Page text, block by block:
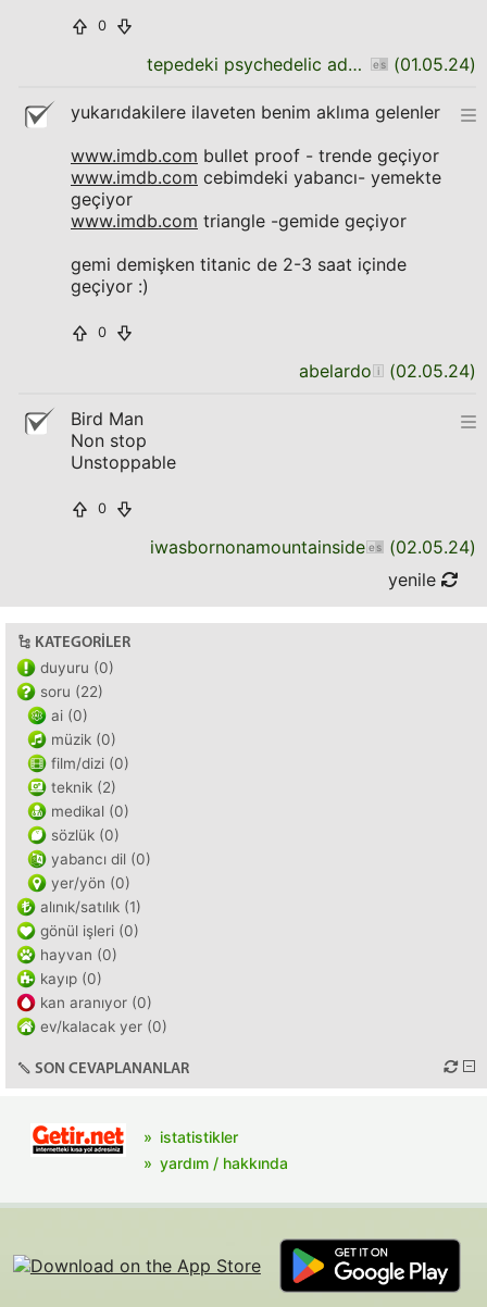
0
tepedeki psychedelic adam (01.05.24)
yukarıdakilere ilaveten benim aklıma gelenler
www.imdb.com bullet proof - trende geçiyor
www.imdb.com cebimdeki yabancı- yemekte
geçiyor
www.imdb.com triangle -gemide geçiyor
gemi demişken titanic de 2-3 saat içinde
geçiyor :)
0
abelardo (02.05.24)
Bird Man
Non stop
Unstoppable
0
iwasbornonamountainside (02.05.24)
yenile
KATEGORILER
duyuru (0)
soru (22)
ai (0)
müzik (0)
film/dizi (0)
teknik (2)
medikal (0)
sözlük (0)
yabancı dil (0)
yer/yön (0)
alınık/satılık (1)
gönül işleri (0)
hayvan (0)
kayıp (0)
kan aranıyor (0)
ev/kalacak yer (0)
SON CEVAPLANANLAR
istatistikler
yardım / hakkında